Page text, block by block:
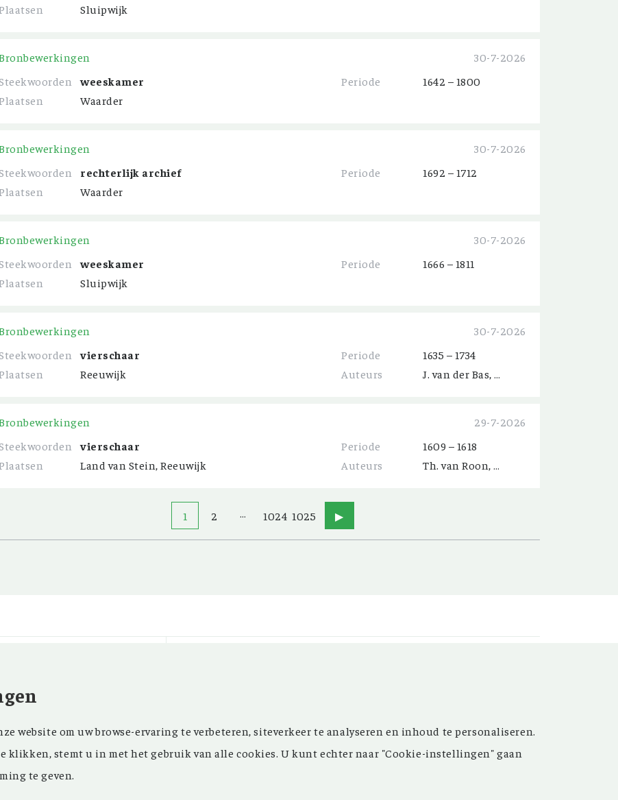
Sluipwijk
30-7-2026
weeskamer Periode
1642 – 1800
Waarder
30-7-2026
rechterlijk archief Periode
1692 – 1712
Waarder
30-7-2026
weeskamer Periode
1666 – 1811
Sluipwijk
30-7-2026
vierschaar Periode
1635 – 1734
Reeuwijk Auteurs J. van der Bas, C. Heij, E. Hoogeveen, J. van Kippershuis, C. Perdijk, A. Spijker
29-7-2026
vierschaar Periode
1609 – 1618
Land van Stein, Reeuwijk Auteurs Th. van Roon, J. van Roon, H. Verberk
1 2 … 1024 1025 ▶
FACEBOOK
oprichting in 1946 zijn de inspirerende artikelen
in ons maandblad en meer dan 15.000 bestanden
website om uw browse-ervaring te verbeteren, siteverkeer te analyseren en inhoud te personaliseren.
klikken, stemt u in met het gebruik van alle cookies. U kunt echter naar "Cookie-instellingen" gaan
te geven.